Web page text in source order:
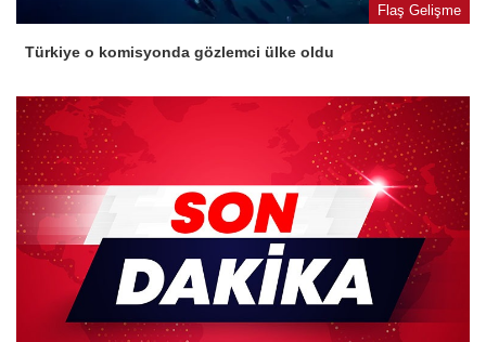
Flaş Gelişme
Türkiye o komisyonda gözlemci ülke oldu